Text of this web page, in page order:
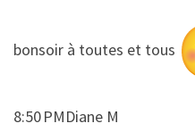
​​bonsoir à toutes et tous
8:50 PMDiane M